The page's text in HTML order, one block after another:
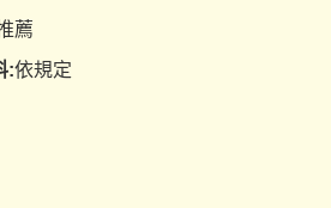
薦
:依規定